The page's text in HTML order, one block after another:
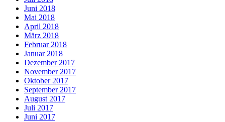
Juni 2018
Mai 2018
April 2018
März 2018
Februar 2018
Januar 2018
Dezember 2017
November 2017
Oktober 2017
September 2017
August 2017
Juli 2017
Juni 2017